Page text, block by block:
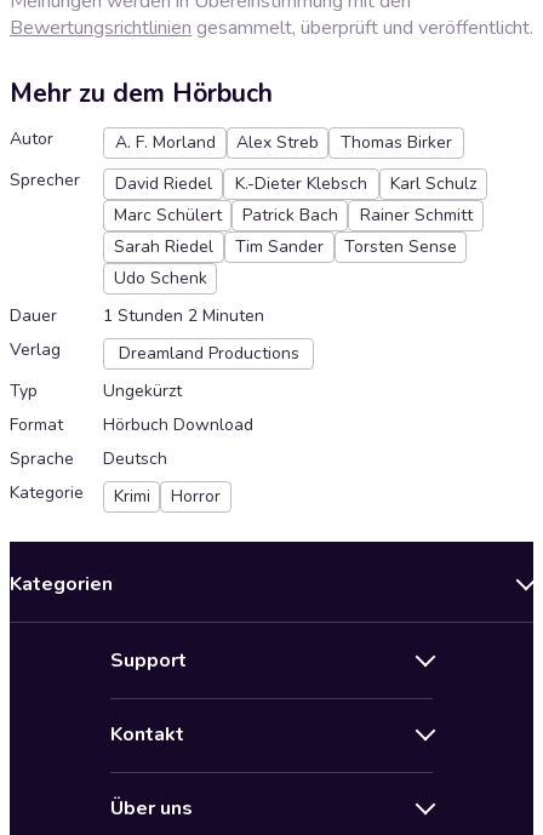
Bewertungsrichtlinien gesammelt, überprüft und veröffentlicht.
Mehr zu dem Hörbuch
Autor A. F. Morland Alex Streb
Thomas Birker
Sprecher
David Riedel K.-Dieter Klebsch
Karl Schulz
Marc Schülert
Patrick Bach
Rainer Schmitt
Sarah Riedel
Tim Sander
Torsten Sense
Udo Schenk
Dauer
1 Stunden 2 Minuten
Verlag
Dreamland Productions
Typ
Ungekürzt
Format
Hörbuch Download
Sprache
Deutsch
Kategorie
Krimi Horror
Kategorien
Support
AGB für Audioteka Abo
Kontakt
Über uns